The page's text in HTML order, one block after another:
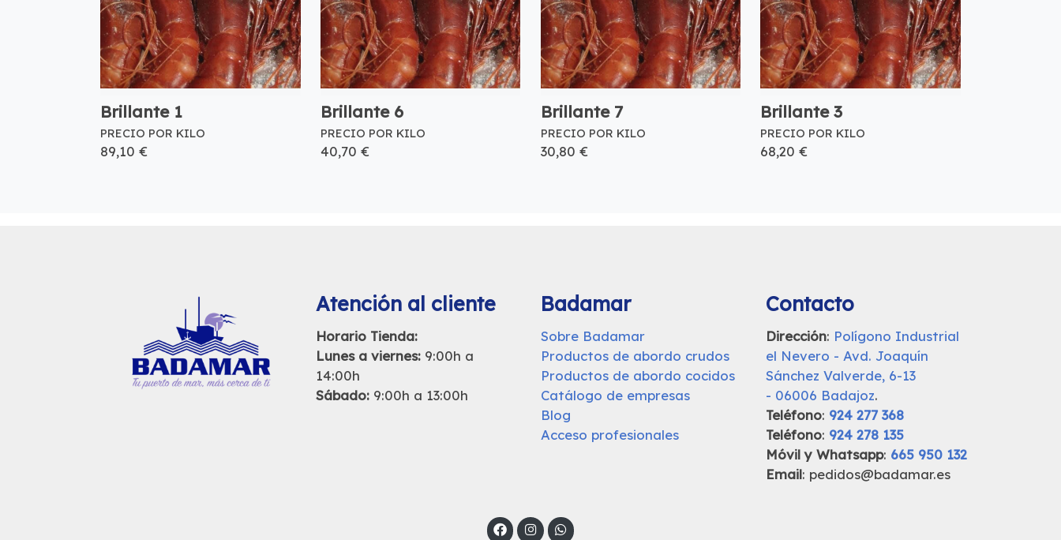
Brillante 1
PRECIO POR KILO
89,10 €
Brillante 6
PRECIO POR KILO
40,70 €
Brillante 7
PRECIO POR KILO
30,80 €
Brillante 3
PRECIO POR KILO
68,20 €
Atención al cliente
Horario Tienda:
Lunes a viernes:9:00h a
14:00h
Sábado: 9:00h a 13:00h
Badamar
Sobre Badamar
Productos de abordo crudos
Productos de abordo cocidos
Catálogo de empresas
Blog
Acceso profesionales
Contacto
Dirección: Polígono Industrial
el Nevero - Avd. Joaquín
Sánchez Valverde, 6-13
- 06006 Badajoz.
Teléfono: 924 277 368
Teléfono: 924 278 135
Móvil y Whatsapp: 665 950 132
Email: pedidos@badamar.es